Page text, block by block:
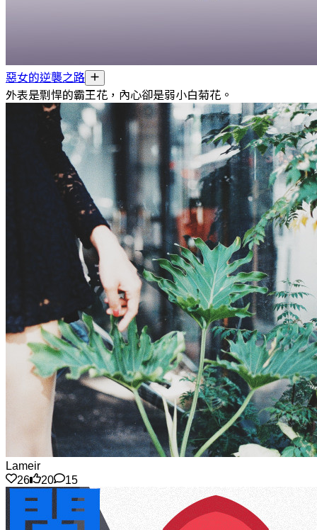
惡女的逆襲之路
外表是剽悍的霸王花，內心卻是弱小白菊花。
Lameir
26
20 15